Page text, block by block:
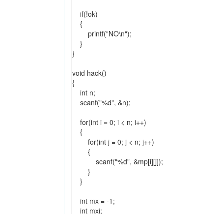
if(!ok)
{
printf("NO\n");
}
}
void hack()
{
int n;
scanf("%d", &n);
for(int i = 0; i < n; i++)
{
for(int j = 0; j < n; j++)
{
scanf("%d", &mp[i][j]);
}
}
int mx = -1;
int mxi;